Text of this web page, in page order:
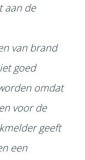
aan de
van brand
goed
omdat
voor de
geeft
een